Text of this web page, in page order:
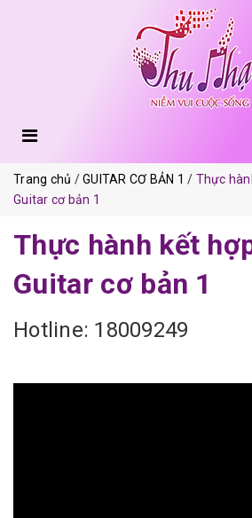
Trang chủ GUITAR CƠ BẢN 1
Thực
Guitar cơ bản 1
Thực hành kết
Guitar cơ bản 1
Hotline: 18009249